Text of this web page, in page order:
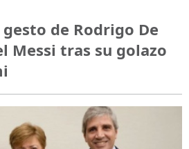
de Rodrigo De
Messi tras su golazo